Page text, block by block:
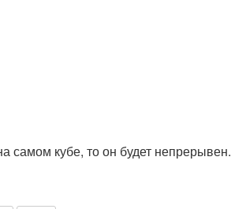
самом кубе, то он будет непрерывен.